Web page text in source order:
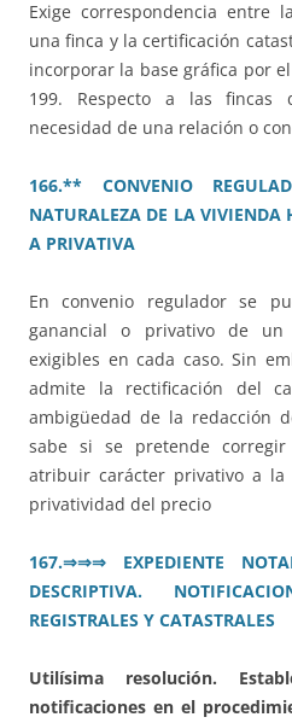
Exige correspondencia entre
una finca y la certificación
incorporar la base gráfica por
199. Respecto a las fincas
necesidad de una relación o
166.** CONVENIO
NATURALEZA DE LA
A PRIVATIVA
En convenio regulador se
ganancial o privativo de
exigibles en cada caso. Sin
admite la rectificación del
ambigüedad de la redacción
sabe si se pretende
atribuir carácter privativo a
privatividad del precio
167.⇒⇒⇒ EXPEDIENTE
DESCRIPTIVA.
REGISTRALES Y CATASTRALES
Utilísima resolución.
notificaciones en el